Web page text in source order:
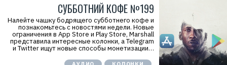
СУББОТНИЙ КОФЕ №199
Налейте чашку бодрящего субботнего кофе и
познакомьтесь с новостями недели. Новые
ограничения в App Store и Play Store, Marshall
представила интересные колонки, а Telegram
и Twitter ищут новые способы монетизации…